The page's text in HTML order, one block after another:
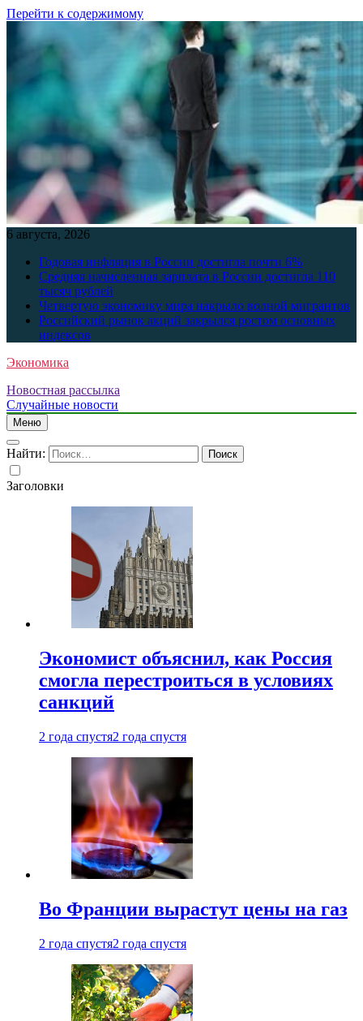
Перейти к содержимому
6 августа, 2026
Годовая инфляция в России достигла почти 6%
Средняя начисленная зарплата в России достигла 110
тысяч рублей
Четвертую экономику мира накрыло волной мигрантов
Российский рынок акций закрылся ростом основных
индексов
Экономика
Новостная рассылка
Случайные новости
Меню
Найти:
Заголовки
Экономист объяснил, как Россия
смогла перестроиться в условиях
санкций
2 года спустя2 года спустя
Во Франции вырастут цены на газ
2 года спустя2 года спустя